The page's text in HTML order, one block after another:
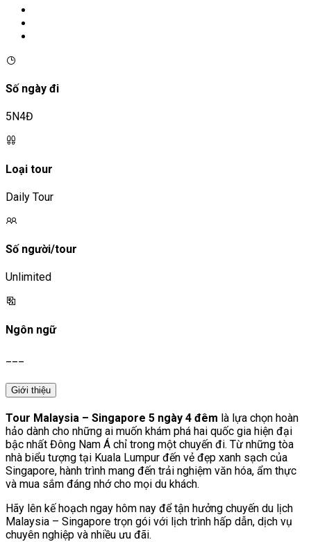
Số ngày đi
5N4Đ
Loại tour
Daily Tour
Số người/tour
Unlimited
Ngôn ngữ
Giới thiệu
Tour Malaysia – Singapore 5 ngày 4 đêm là lựa chọn hoàn
hảo dành cho những ai muốn khám phá hai quốc gia hiện đại
bậc nhất Đông Nam Á chỉ trong một chuyến đi. Từ những tòa
nhà biểu tượng tại Kuala Lumpur đến vẻ đẹp xanh sạch của
Singapore, hành trình mang đến trải nghiệm văn hóa, ẩm thực
và mua sắm đáng nhớ cho mọi du khách.
Hãy lên kế hoạch ngay hôm nay để tận hưởng chuyến du lịch
Malaysia – Singapore trọn gói với lịch trình hấp dẫn, dịch vụ
chuyên nghiệp và nhiều ưu đãi.